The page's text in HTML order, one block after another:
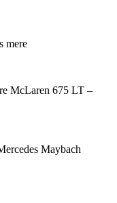
mere
McLaren 675 LT –
Maybach